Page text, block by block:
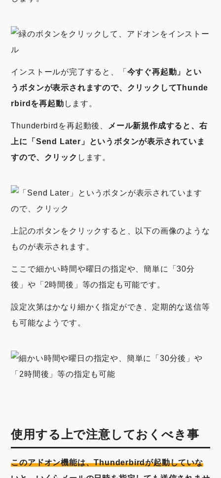
インストールが完了すると、「 今すぐ再起動」とい
うボタンが表示されますので、クリックしてThunde
rbirdを再起動 します。
Thunderbirdを再起動後、
メール新規作成すると、右
上に「Send Later」というボタンが表示されていま
すので、クリック します。
上記のボタンをクリックすると、以下の画像のような
ものが表示されます。
ここで細かい時間や曜日の指定や、簡単に「30分
後」や「2時間後」等の指定も可能です。
設定次第はかなり細かく指定ができ、定期的な送信等
も可能なようです。
使用する上で注意しておくべき事
このアドオン機能は、Thunderbirdが起動していな